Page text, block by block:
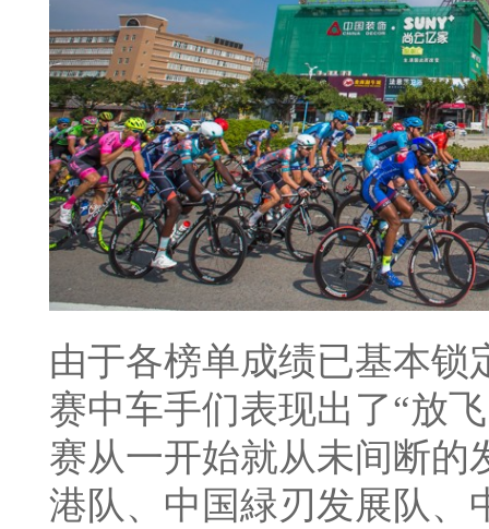
由于各榜单成绩已基本锁
赛中车手们表现出了“放
赛从一开始就从未间断的
港队、中国緑刃发展队、